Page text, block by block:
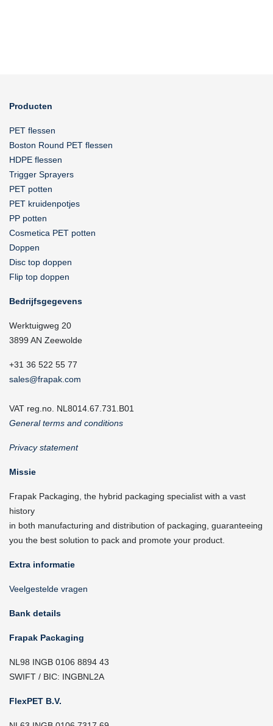
Producten
PET flessen
Boston Round PET flessen
HDPE flessen
Trigger Sprayers
PET potten
PET kruidenpotjes
PP potten
Cosmetica PET potten
Doppen
Disc top doppen
Flip top doppen
Bedrijfsgegevens
Werktuigweg 20
3899 AN Zeewolde
+31 36 522 55 77
sales@frapak.com
VAT reg.no. NL8014.67.731.B01
General terms and conditions
Privacy statement
Missie
Frapak Packaging, the hybrid packaging specialist with a vast
history
in both manufacturing and distribution of packaging, guaranteeing
you the best solution to pack and promote your product.
Extra informatie
Veelgestelde vragen
Bank details
Frapak Packaging
NL98 INGB 0106 8894 43
SWIFT / BIC: INGBNL2A
FlexPET B.V.